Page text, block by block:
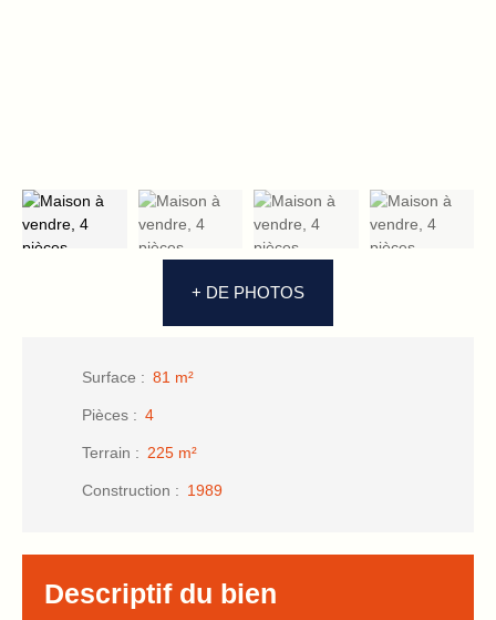
+ DE PHOTOS
Surface : 81 m²
Pièces : 4
Terrain : 225 m²
Construction : 1989
Descriptif du bien